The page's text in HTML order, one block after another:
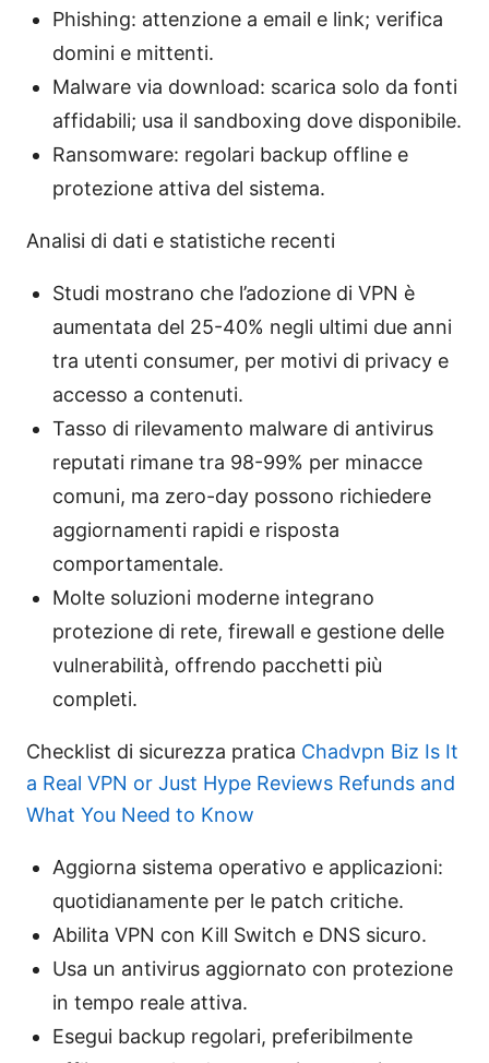
Phishing: attenzione a email e link; verifica
domini e mittenti.
Malware via download: scarica solo da fonti
affidabili; usa il sandboxing dove disponibile.
Ransomware: regolari backup offline e
protezione attiva del sistema.
Analisi di dati e statistiche recenti
Studi mostrano che l’adozione di VPN è
aumentata del 25-40% negli ultimi due anni
tra utenti consumer, per motivi di privacy e
accesso a contenuti.
Tasso di rilevamento malware di antivirus
reputati rimane tra 98-99% per minacce
comuni, ma zero-day possono richiedere
aggiornamenti rapidi e risposta
comportamentale.
Molte soluzioni moderne integrano
protezione di rete, firewall e gestione delle
vulnerabilità, offrendo pacchetti più
completi.
Checklist di sicurezza pratica Chadvpn Biz Is It
a Real VPN or Just Hype Reviews Refunds and
What You Need to Know
Aggiorna sistema operativo e applicazioni:
quotidianamente per le patch critiche.
Abilita VPN con Kill Switch e DNS sicuro.
Usa un antivirus aggiornato con protezione
in tempo reale attiva.
Esegui backup regolari, preferibilmente